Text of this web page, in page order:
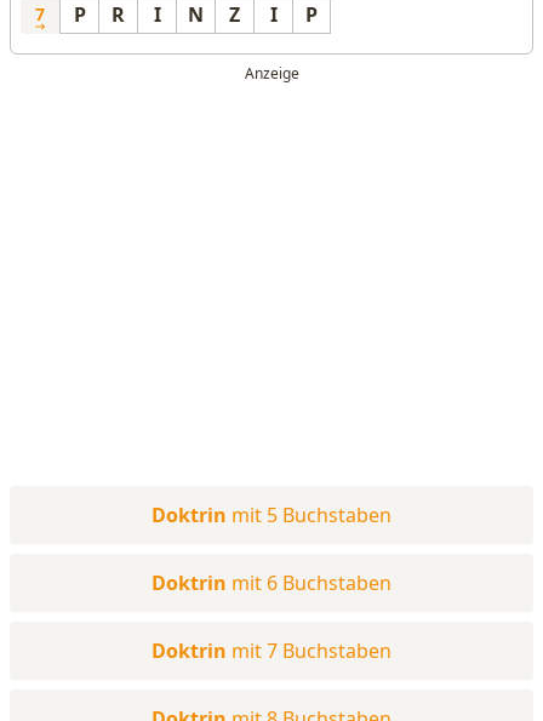
7 P R I N Z I P
Doktrin mit 5 Buchstaben
Doktrin mit 6 Buchstaben
Doktrin mit 7 Buchstaben